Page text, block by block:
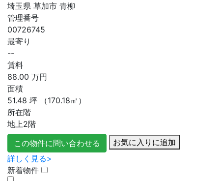
埼玉県 草加市 青柳
管理番号
00726745
最寄り
--
賃料
88.00 万円
面積
51.48 坪 （170.18㎡）
所在階
地上2階
この物件に問い合わせる
お気に入りに追加
詳しく見る>
新着物件